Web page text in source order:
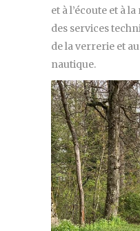
et à l’écoute et à
des services
de la verrerie et
nautique.